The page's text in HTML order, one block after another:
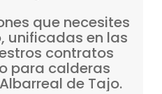
que necesites
unificadas en las
contratos
para calderas
Albarreal de Tajo.